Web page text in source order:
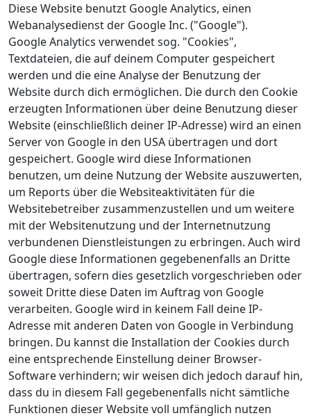
Diese Website benutzt Google Analytics, einen
Webanalysedienst der Google Inc. ("Google").
Google Analytics verwendet sog. "Cookies",
Textdateien, die auf deinem Computer gespeichert
werden und die eine Analyse der Benutzung der
Website durch dich ermöglichen. Die durch den Cookie
erzeugten Informationen über deine Benutzung dieser
Website (einschließlich deiner IP-Adresse) wird an einen
Server von Google in den USA übertragen und dort
gespeichert. Google wird diese Informationen
benutzen, um deine Nutzung der Website auszuwerten,
um Reports über die Websiteaktivitäten für die
Websitebetreiber zusammenzustellen und um weitere
mit der Websitenutzung und der Internetnutzung
verbundenen Dienstleistungen zu erbringen. Auch wird
Google diese Informationen gegebenenfalls an Dritte
übertragen, sofern dies gesetzlich vorgeschrieben oder
soweit Dritte diese Daten im Auftrag von Google
verarbeiten. Google wird in keinem Fall deine IP-
Adresse mit anderen Daten von Google in Verbindung
bringen. Du kannst die Installation der Cookies durch
eine entsprechende Einstellung deiner Browser-
Software verhindern; wir weisen dich jedoch darauf hin,
dass du in diesem Fall gegebenenfalls nicht sämtliche
Funktionen dieser Website voll umfänglich nutzen